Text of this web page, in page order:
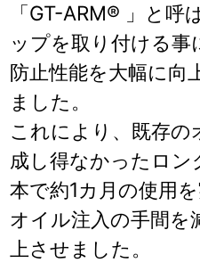
「GT-ARM® 」と呼
ップを取り付ける
防止性能を大幅に向
ました。
これにより、既存の
成し得なかったロン
本で約1カ月の使用を
オイル注入の手間を
上させました。